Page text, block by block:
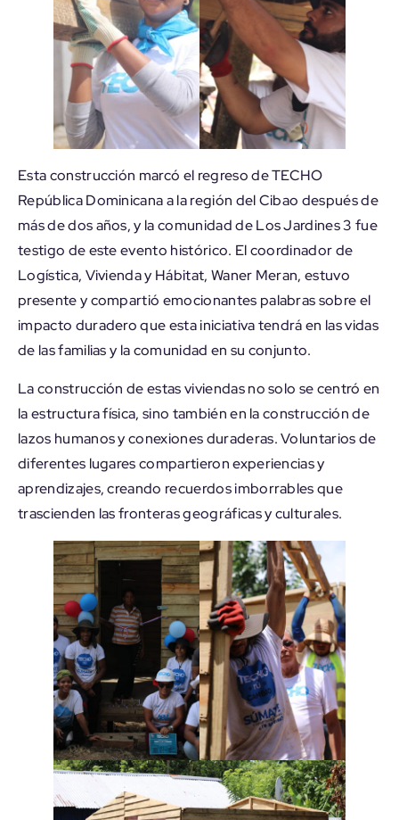
Esta construcción marcó el regreso de TECHO
República Dominicana a la región del Cibao después de
más de dos años, y la comunidad de Los Jardines 3 fue
testigo de este evento histórico. El coordinador de
Logística, Vivienda y Hábitat, Waner Meran, estuvo
presente y compartió emocionantes palabras sobre el
impacto duradero que esta iniciativa tendrá en las vidas
de las familias y la comunidad en su conjunto.
La construcción de estas viviendas no solo se centró en
la estructura física, sino también en la construcción de
lazos humanos y conexiones duraderas. Voluntarios de
diferentes lugares compartieron experiencias y
aprendizajes, creando recuerdos imborrables que
trascienden las fronteras geográficas y culturales.